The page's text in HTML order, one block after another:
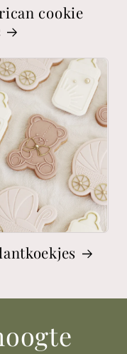
cookie